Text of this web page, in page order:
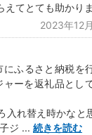
えてとても助かりま
2023年12
ふるさと納税を
ーを返礼品とし
入れ替え時かなと
ジ ... 続きを読む